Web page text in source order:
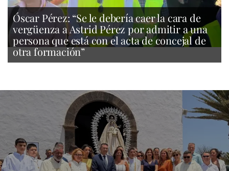
Óscar Pérez: “Se le debería caer la cara de
vergüenza a Astrid Pérez por admitir a una
persona que está con el acta de concejal de
otra formación”